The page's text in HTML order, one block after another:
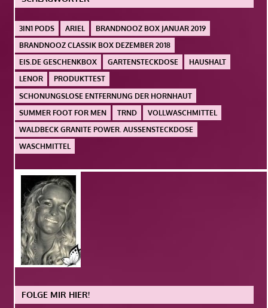
3IN1 PODS ARIEL
BRANDNOOZ BOX JANUAR 2019
BRANDNOOZ CLASSIK BOX DEZEMBER 2018
EIS.DE GESCHENKBOX
GARTENSTECKDOSE
HAUSHALT
LENOR
PRODUKTTEST
SCHONUNGSLOSE ENTFERNUNG DER HORNHAUT
SUMMER FOOT FOR MEN
TRND
VOLLWASCHMITTEL
WALDBECK GRANITE POWER. AUSSENSTECKDOSE
WASCHMITTEL
FOLGE MIR HIER!